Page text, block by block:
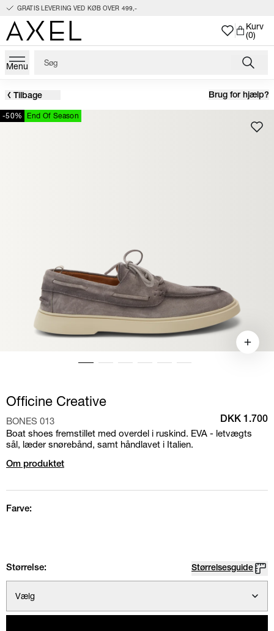
GRATIS LEVERING VED KØB OVER 499,-
Kurv
(0)
Menu
Tilbage Brug for hjælp?
-50% End Of Season
Officine Creative
BONES 013 DKK 1.700
Boat shoes fremstillet med overdel i ruskind. EVA - letvægts
sål, læder snørebånd, samt håndlavet i Italien.
Om produktet
Farve:
Størrelse: Størrelsesguide
Vælg